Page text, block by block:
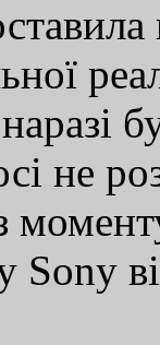
не
Sony